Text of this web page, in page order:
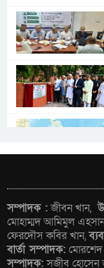
সম্পাদক :জীবন খান,
মোহাম্মদ আমিমুল
ফেরদৌস কবির খান,
বার্তা সম্পাদক:
সম্পাদক:সজীব